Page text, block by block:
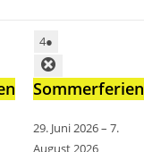
4●
Sommerferien
29. Juni 2026–7.
August 2026